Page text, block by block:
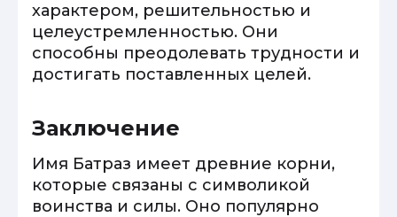
характером, решительностью и
целеустремленностью. Они
способны преодолевать трудности и
достигать поставленных целей.
Заключение
Имя Батраз имеет древние корни,
которые связаны с символикой
воинства и силы. Оно популярно